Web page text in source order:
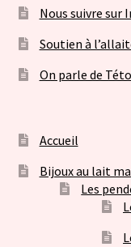
Nous suivre sur
Soutien à
On parle de
Accueil
Bijoux au lait
Les